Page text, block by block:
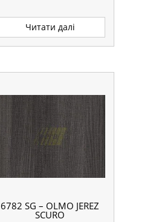
Читати далі
6782 SG – OLMO JEREZ
SCURO